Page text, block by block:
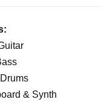
& Synth